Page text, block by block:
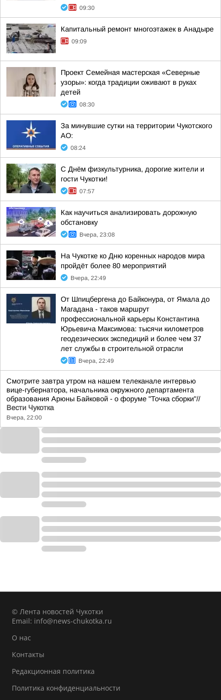
09:30
Капитальный ремонт многоэтажек в Анадыре
09:09
Проект Семейная мастерская «Северные
узоры»: когда традиции оживают в руках
детей
08:30
За минувшие сутки на территории Чукотского
АО:
08:24
С Днём физкультурника, дорогие жители и
гости Чукотки!
07:57
Как научиться анализировать дорожную
обстановку
Вчера, 23:08
На Чукотке ко Дню коренных народов мира
пройдёт более 80 мероприятий
Вчера, 22:49
От Шпицбергена до Байконура, от Ямала до
Магадана - таков маршрут
профессиональной карьеры Константина
Юрьевича Максимова: тысячи километров
геодезических экспедиций и более чем 37
лет службы в строительной отрасли
Вчера, 22:49
Смотрите завтра утром на нашем телеканале интервью
вице-губернатора, начальника окружного департамента
образования Арюны Байковой - о форуме "Точка сборки"//
Вести Чукотка
Вчера, 22:00
© Лента новостей Чукотки
Email: info@news-chukotka.ru
О нас
Контакты
Редакционная политика
Политика конфиденциальности